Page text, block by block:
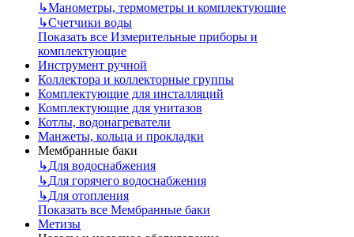
↳Манометры, термометры и комплектующие
↳Счетчики воды
Показать все Измерительные приборы и
комплектующие
Инструмент ручной
Коллектора и коллекторные группы
Комплектующие для инсталляций
Комплектующие для унитазов
Котлы, водонагреватели
Манжеты, кольца и прокладки
Мембранные баки
↳Для водоснабжения
↳Для горячего водоснабжения
↳Для отопления
Показать все Мембранные баки
Метизы